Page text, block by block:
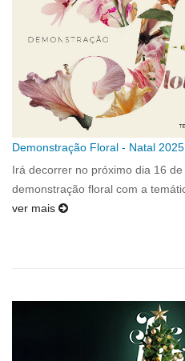
Demonstração Floral - Natal 2025
Irá decorrer no próximo dia 16
demonstração floral com a
ver mais